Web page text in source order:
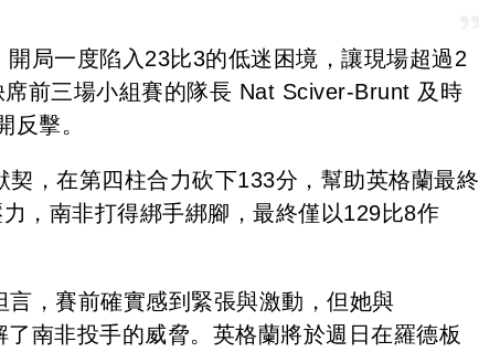
局一度陷入23比3的低迷困境，讓現場超過2
前三場小組賽的隊長 Nat Sciver-Brunt 及時
擊。
，在第四柱合力砍下133分，幫助英格蘭最終
，南非打得綁手綁腳，最終僅以129比8作
，賽前確實感到緊張與激動，但她與
南非投手的威脅。英格蘭將於週日在羅德板